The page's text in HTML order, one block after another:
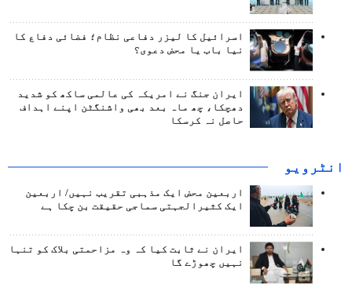
اسرائیل کا لیزر دفاعی نظام؛ فضائی دفاع کا
نیا باب یا محض دعوی؟
ایران جنگ نے امریکہ کی عالمی ساکھ کو شدید
دھچکا، چھ ماہ بعد بھی واشنگٹن اپنے اہداف
حاصل نہ کرسکا
انٹرويو
اربعین محض ایک مذہبی تقریب نہیں/ اربعین
ایک کثیرالجہتی سماجی حقیقت بن چکا ہے
ایران نے ثابت کیا کہ وہ مزاحمتی بلاک کو تنہا
نہیں چھوڑے گا